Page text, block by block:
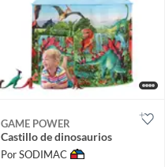
GAME POWER
Castillo de dinosaurios
Por SODIMAC